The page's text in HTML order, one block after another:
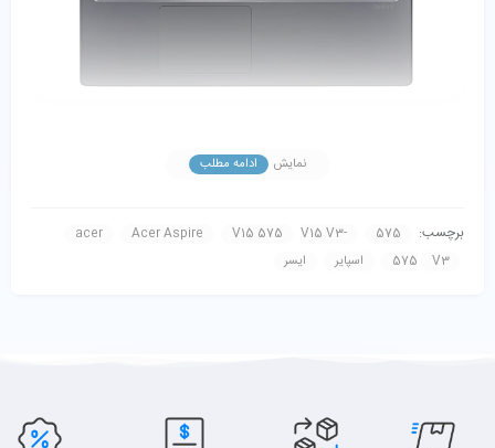
نمایش ادامه مطلب
برچسب: 575
acer Acer Aspire V15 575
V15 V3-
575
V3 اسپایر ایسر